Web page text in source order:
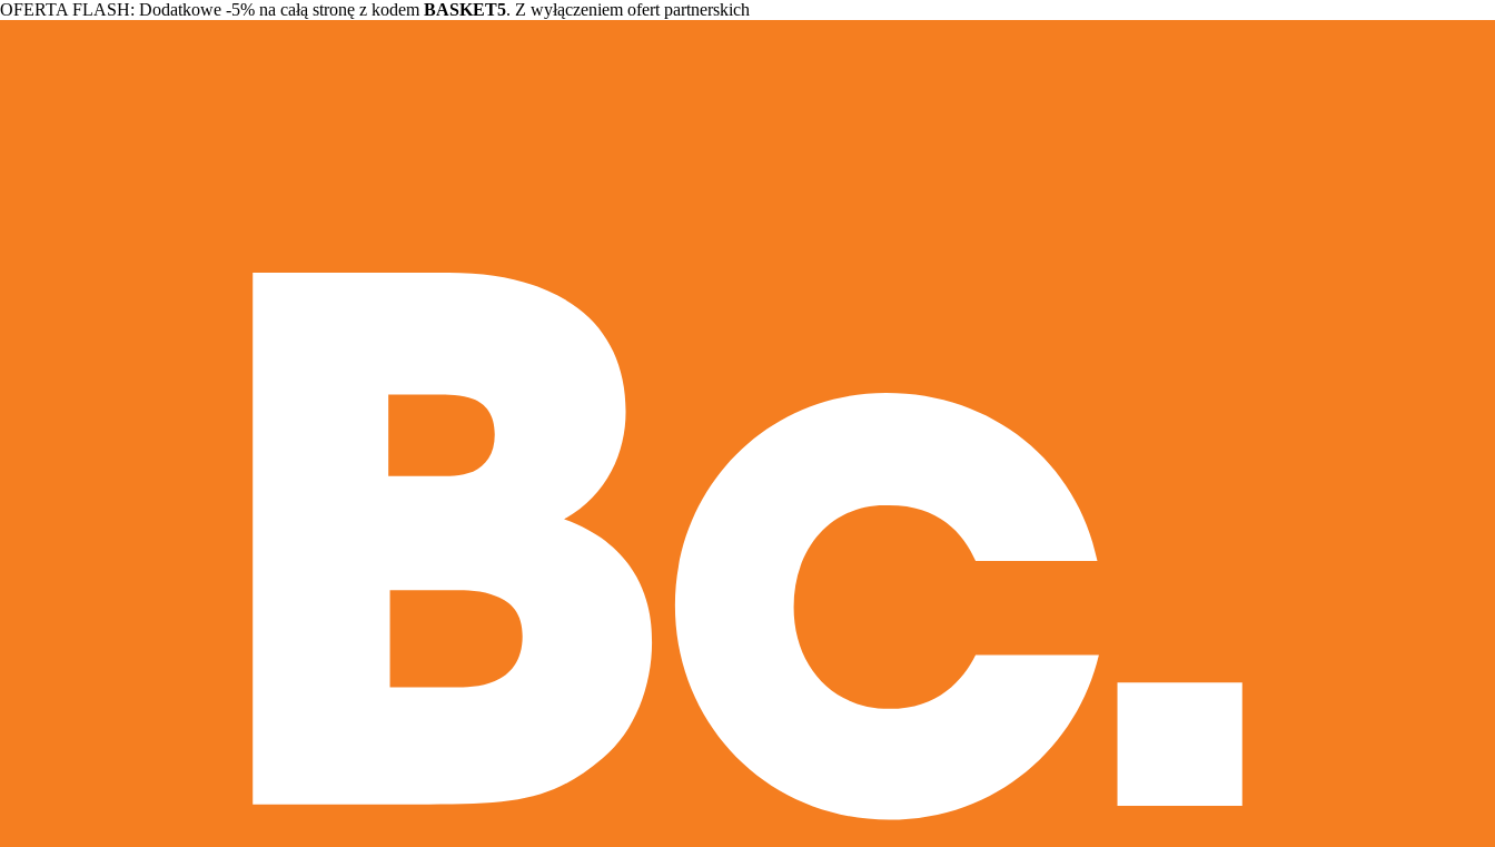
OFERTA FLASH: Dodatkowe -5% na całą stronę z kodem BASKET5. Z wyłączeniem ofert partnerskich